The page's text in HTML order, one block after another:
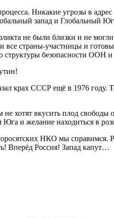
Никакие угрозы в
запад и Глобальный
не были близки и не
все страны-участницы и
структуры безопасности ООН
крах СССР ещё в 1976 году.
хотят вкусить плод
и желание находиться в
НКО мы
Вперёд Россия! Запад капут…